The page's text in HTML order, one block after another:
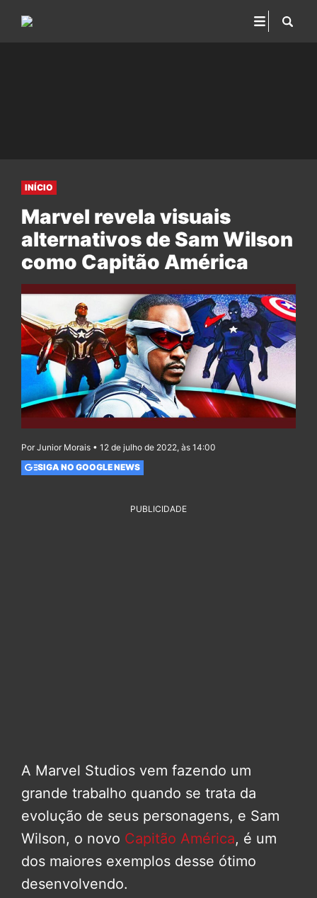
INÍCIO
Marvel revela visuais
alternativos de Sam Wilson
como Capitão América
Por Junior Morais • 12 de julho de 2022, às 14:00
SIGA NO GOOGLE NEWS
PUBLICIDADE
A Marvel Studios vem fazendo um
grande trabalho quando se trata da
evolução de seus personagens, e Sam
Wilson, o novo Capitão América, é um
dos maiores exemplos desse ótimo
desenvolvendo.